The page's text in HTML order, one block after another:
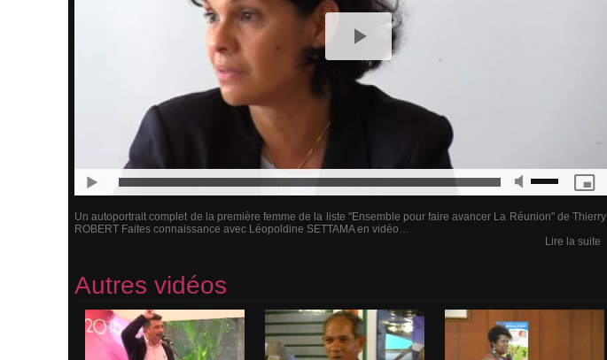
Un autoportrait complet de la première femme de la liste "Ensemble pour faire avancer La Réunion" de Thierry
ROBERT Faites connaissance avec Léopoldine SETTAMA en vidéo…
Lire la suite
Autres vidéos